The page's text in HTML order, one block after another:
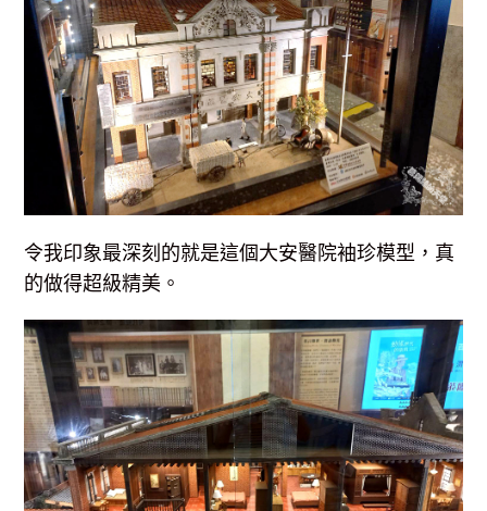
令我印象最深刻的就是這個大安醫院袖珍模型，真
的做得超級精美。